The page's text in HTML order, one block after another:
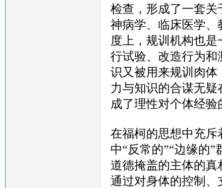
检查，形成了一套
神病学、临床医学
度上，规训机构也
行试验、改造行为
识又被用来规训肉
力与知识的合谋无
成了理性对个体经验
在福柯的思想中充
中“反常的”“边缘的
道德掩盖的主体的
通过对身体的控制